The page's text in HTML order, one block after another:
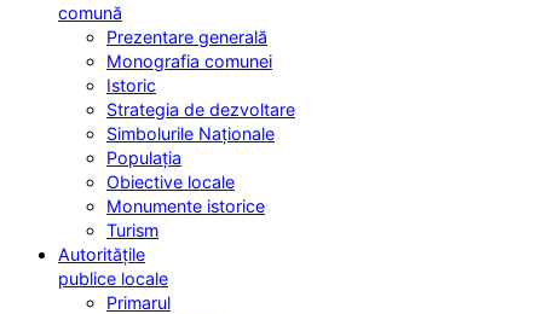
comună
Prezentare generală
Monografia comunei
Istoric
Strategia de dezvoltare
Simbolurile Naționale
Populația
Obiective locale
Monumente istorice
Turism
Autoritățile
publice locale
Primarul